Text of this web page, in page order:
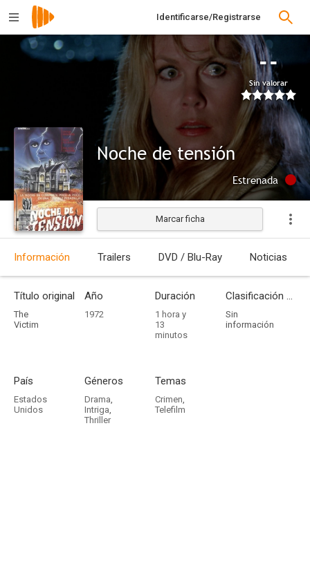
Identificarse/Registrarse
--
Sin valorar
Noche de tensión
Estrenada
Marcar ficha
Información Trailers DVD / Blu-Ray Noticias
Título original
The
Victim
Año
1972
Duración
1 hora y
13
minutos
Clasificación por edades
Sin
información
País
Estados
Unidos
Géneros
Drama,
Intriga,
Thriller
Temas
Crimen,
Telefilm